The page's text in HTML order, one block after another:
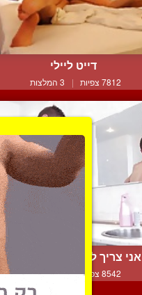
דייט ליילי
7812 צפיות | 3 המלצות
אני צריך להתוודות שאני ד...
8542 צפיות | 5 המלצות